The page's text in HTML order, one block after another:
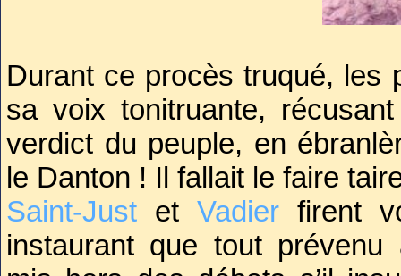
Durant ce procès truqué, les
sa voix tonitruante,
verdict du peuple, en
le Danton ! Il fallait le faire
Saint-Just et Vadier firent
instaurant que tout